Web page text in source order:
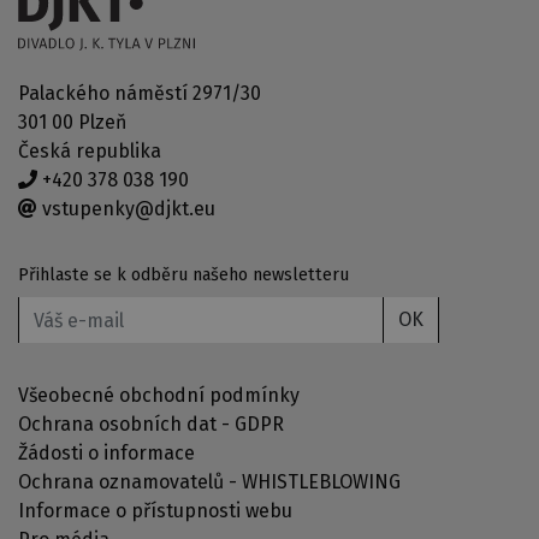
Palackého náměstí 2971/30
301 00 Plzeň
Česká republika
+420 378 038 190
vstupenky@djkt.eu
Přihlaste se k odběru našeho newsletteru
OK
Všeobecné obchodní podmínky
Ochrana osobních dat - GDPR
Žádosti o informace
Ochrana oznamovatelů - WHISTLEBLOWING
Informace o přístupnosti webu